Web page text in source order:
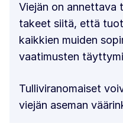
Viejän on annettava
takeet siitä, että
kaikkien muiden
vaatimusten
Tulliviranomaiset
viejän aseman